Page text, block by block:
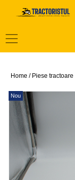
Home / Piese tractoare
Nou